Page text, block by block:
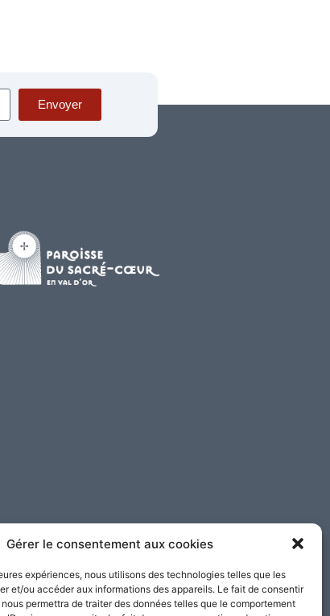
Gérer le consentement aux cookies
expériences, nous utilisons des technologies telles que les
et/ou accéder aux informations des appareils. Le fait de consentir
permettra de traiter des données telles que le comportement
Envoyer